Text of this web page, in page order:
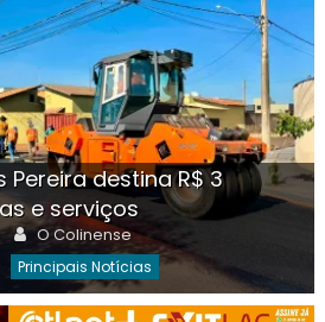
destina R$ 3
e serviços
Author
O Colinense
Principais Notícias